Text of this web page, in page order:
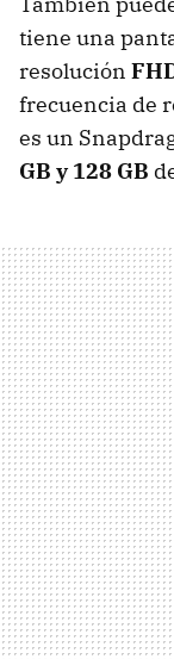
tiene una
resolución
frecuencia de
es un
GB y 128 GB